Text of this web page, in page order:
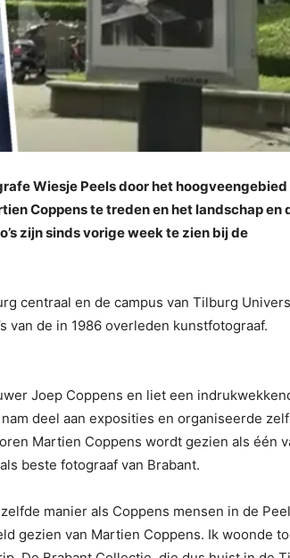
Wiesje Peels door het hoogveengebied
Coppens te treden en het landschap en
zijn sinds vorige week te zien bij de
centraal en de campus van Tilburg
van de in 1986 overleden kunstfotograaf.
Joep Coppens en liet een
deel aan exposities en organiseerde
Martien Coppens wordt gezien als één
beste fotograaf van Brabant.
manier als Coppens mensen in de
gezien van Martien Coppens. Ik woonde